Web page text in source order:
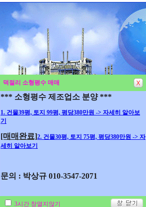
덕절리 소형평수 매매
*** 소형평수 제조업소 분양 ***
1. 건물39평, 토지 99평, 평당380만원 -> 자세히 알아보
기
[매매완료]2. 건물30평, 토지 75평, 평당380만원 -> 자
세히 알아보기
문의 : 박상규 010-3547-2071
3시간 창열지않기